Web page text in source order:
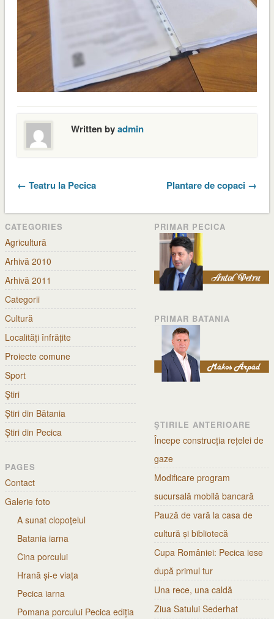
Written byadmin
← Teatru la Pecica Plantare de copaci →
CATEGORIES
Agricultură
Arhivă 2010
Arhivă 2011
Categorii
Cultură
Localități înfrățite
Proiecte comune
Sport
Ştiri
Știri din Bătania
Știri din Pecica
PAGES
Contact
Galerie foto
A sunat clopoţelul
Batania iarna
Cina porcului
Hrană și-e viața
Pecica iarna
Pomana porcului Pecica ediția
PRIMAR PECICA
PRIMAR BATANIA
ŞTIRILE ANTERIOARE
Începe construcția rețelei de
gaze
Modificare program
sucursală mobilă bancară
Pauză de vară la casa de
cultură și bibliotecă
Cupa României: Pecica iese
după primul tur
Una rece, una caldă
Ziua Satului Sederhat